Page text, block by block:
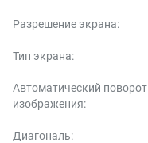
Разрешение экрана:
Тип экрана:
Автоматический поворот
изображения:
Диагональ: